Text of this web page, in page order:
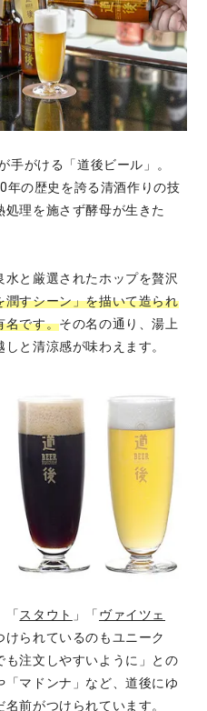
手がける「道後ビール」。
年の歴史を誇る清酒作りの技
理を施さず酵母が生きた
と厳選されたホップを贅沢
潤すシーン」を描いて造られ
名です。その名の通り、湯上
と清涼感が味わえます。
「スタウト 」「ヴァイツェ
けられているのもユニーク
注文しやすいように」との
マドンナ」など、道後にゆ
前がつけられています。